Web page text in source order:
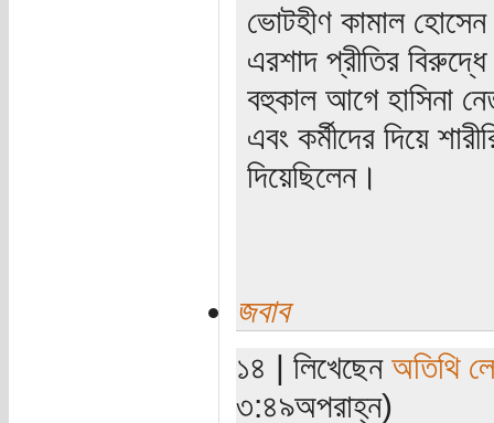
ভোটহীণ কামাল
এরশাদ প্রীতির
বহুকাল আগে হাসিনা
এবং কর্মীদের দিয়ে
দিয়েছিলেন।
জবাব
১৪ | লিখেছেন অতিথি
৩:৪৯অপরাহ্ন)